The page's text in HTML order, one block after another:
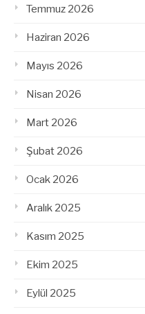
Temmuz 2026
Haziran 2026
Mayıs 2026
Nisan 2026
Mart 2026
Şubat 2026
Ocak 2026
Aralık 2025
Kasım 2025
Ekim 2025
Eylül 2025